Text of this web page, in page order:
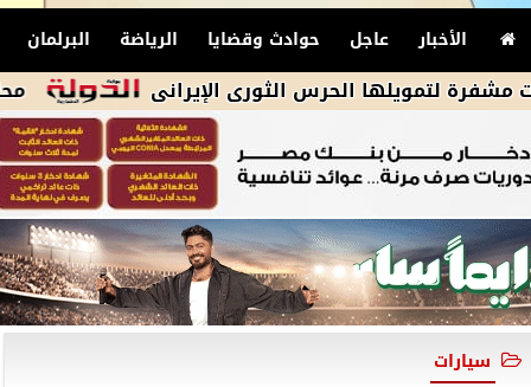
الأخبار عاجل حوادث وقضايا الرياضة البرلمان
محافظ مطروح الحرس الثورى الإيرانى
سيارات